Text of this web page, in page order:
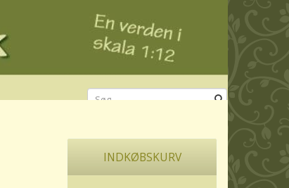
INDKØBSKURV